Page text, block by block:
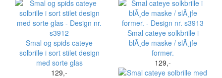
Smal og spids cateye
solbrille i sort stilet design
med sorte glas
129,-
Smal cateye solkbrille i
blÃ¸de maske / slÃ¸jfe
former.
129,-